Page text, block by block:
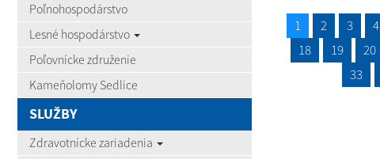
Poľnohospodárstvo
Lesné hospodárstvo
Poľovnícke združenie
Kameňolomy Sedlice
SLUŽBY
Zdravotnícke zariadenia
1 2 3 4
18
19 20
33